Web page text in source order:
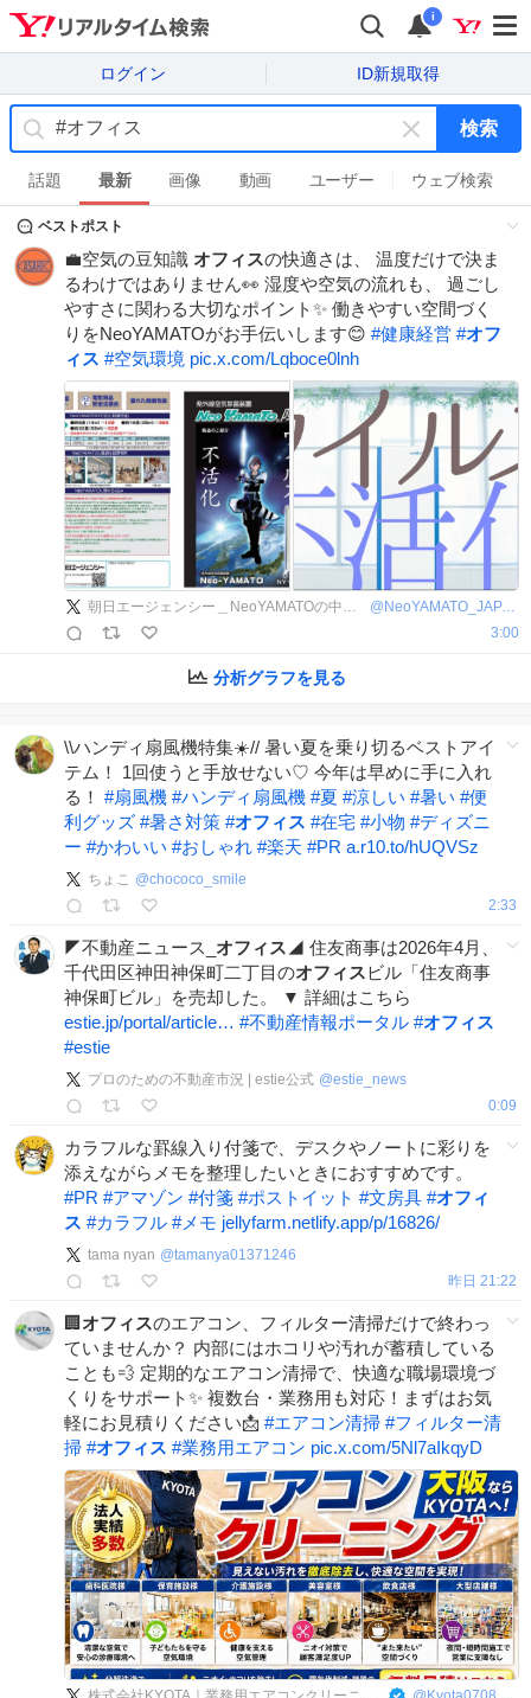
i
ログイン ID新規取得
キ
ー
ワ
ド
を
消
す
検索
話題 最新 画像 動画 ユーザー ウェブ検索
ベストポスト
💼空気の豆知識 オフィスの快適さは、 温度だけで決ま
るわけではありません👀 湿度や空気の流れも、 過ごし
やすさに関わる大切なポイント✨ 働きやすい空間づく
りをNeoYAMATOがお手伝いします😊 #健康経営 #オフ
ィス #空気環境 pic.x.com/Lqboce0lnh
朝日エージェンシー＿NeoYAMATOの中の人 @ NeoYAMATO_JAPAN
3:00
分析グラフを見る
\\ハンディ扇風機特集☀️// 暑い夏を乗り切るベストアイ
テム！ 1回使うと手放せない♡ 今年は早めに手に入れ
る！ #扇風機 #ハンディ扇風機 #夏 #涼しい #暑い #便
利グッズ #暑さ対策 #オフィス #在宅 #小物 #ディズニ
ー #かわいい #おしゃれ #楽天 #PR a.r10.to/hUQVSz
ちょこ @chococo_smile
2:33
◤不動産ニュース_ オフィス ◢ 住友商事は2026年4月、
千代田区神田神保町二丁目のオフィスビル「住友商事
神保町ビル」を売却した。 ▼ 詳細はこちら
estie.jp/portal/article… #不動産情報ポータル #オフィス
#estie
プロのための不動産市況 | estie公式 @estie_news
0:09
カラフルな罫線入り付箋で、デスクやノートに彩りを
添えながらメモを整理したいときにおすすめです。
#PR #アマゾン #付箋 #ポストイット #文房具 #オフィ
ス #カラフル #メモ jellyfarm.netlify.app/p/16826/
tama nyan @tamanya01371246
昨日 21:22
🏢オフィスのエアコン、フィルター清掃だけで終わっ
ていませんか？ 内部にはホコリや汚れが蓄積している
ことも💨 定期的なエアコン清掃で、快適な職場環境づ
くりをサポート✨ 複数台・業務用も対応！まずはお気
軽にお見積りください📩 #エアコン清掃 #フィルター清
掃 #オフィス #業務用エアコン pic.x.com/5Nl7aIkqyD